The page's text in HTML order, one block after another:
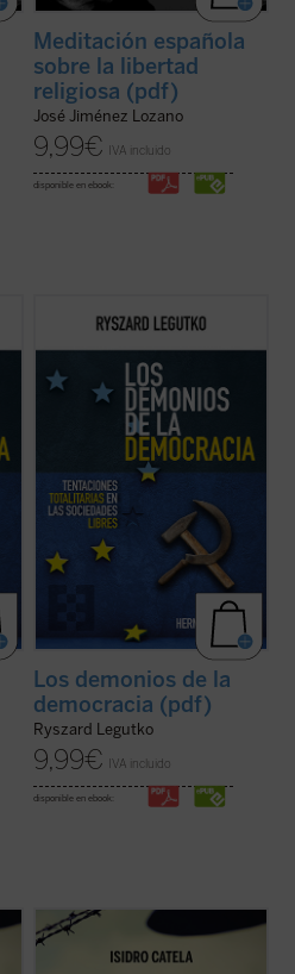
Meditación española
sobre la libertad
religiosa (pdf)
José Jiménez Lozano
9,99€ IVA incluido
disponible en ebook:
Este libro aborda las similitudes existentes
entre el comunismo y la democracia liberal.
sufrió el comunismo en su Polonia natal,
cuenta cómo se han alcanzado destacadas
semejanzas entre la democracia ... (ver
Los demonios de la
democracia (pdf)
Ryszard Legutko
9,99€ IVA incluido
disponible en ebook:
El joven campesino austriaco, beato
Francisco Jägerstätter, fue uno de los
laicos que, en nombre de su conciencia de